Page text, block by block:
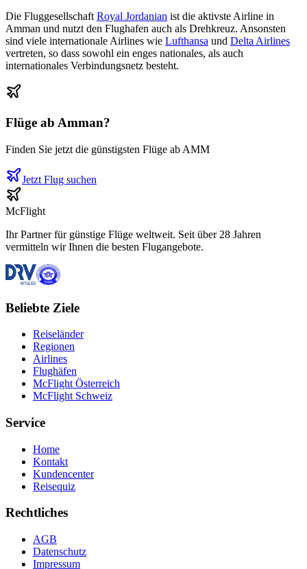
Die FluggesellschaftRoyal Jordanian ist die aktivste Airline in
Amman und nutzt den Flughafen auch als Drehkreuz. Ansonsten
sind viele internationale Airlines wie Lufthansa und Delta Airlines
vertreten, so dass sowohl ein enges nationales, als auch
internationales Verbindungsnetz besteht.
Flüge ab Amman?
Finden Sie jetzt die günstigsten Flüge ab AMM
Jetzt Flug suchen
McFlight
Ihr Partner für günstige Flüge weltweit. Seit über 28 Jahren
vermitteln wir Ihnen die besten Flugangebote.
Beliebte Ziele
Reiseländer
Regionen
Airlines
Flughäfen
McFlight Österreich
McFlight Schweiz
Service
Home
Kontakt
Kundencenter
Reisequiz
Rechtliches
AGB
Datenschutz
Impressum